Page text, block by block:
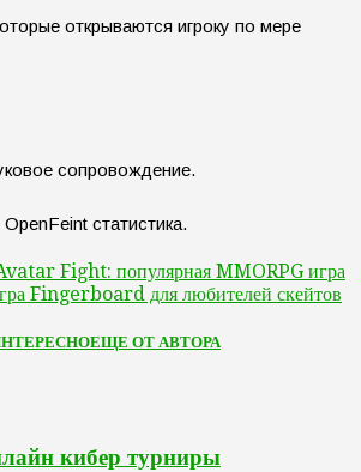
открываются игроку по мере
сопровождение.
статистика.
Fight: популярная MMORPG игра
Fingerboard для любителей скейтов
ЕЩЕ ОТ АВТОРА
кибер турниры